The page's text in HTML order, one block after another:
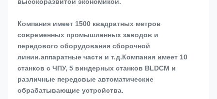
высокоразвитой экономикой.
Компания имеет 1500 квадратных метров
современных промышленных заводов и
передового оборудования сборочной
линии.аппаратные части и т.д.Компания имеет 10
станков с ЧПУ, 5 виндерных станков BLDCM и
различные передовые автоматические
обрабатывающие устройства.